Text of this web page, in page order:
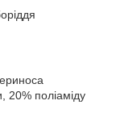
20% поліаміду